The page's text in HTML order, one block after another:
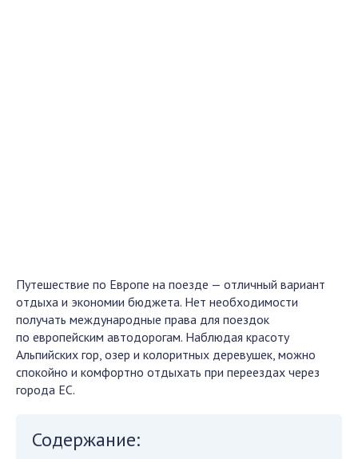
Путешествие по Европе на поезде — отличный вариант
отдыха и экономии бюджета. Нет необходимости
получать международные права для поездок
по европейским автодорогам. Наблюдая красоту
Альпийских гор, озер и колоритных деревушек, можно
спокойно и комфортно отдыхать при переездах через
города ЕС.
Содержание: